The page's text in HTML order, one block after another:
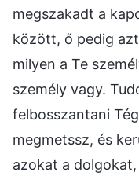
megszakadt a
között, ő pedig
milyen a Te
személy vagy.
felbosszantani
megmetssz, és
azokat a